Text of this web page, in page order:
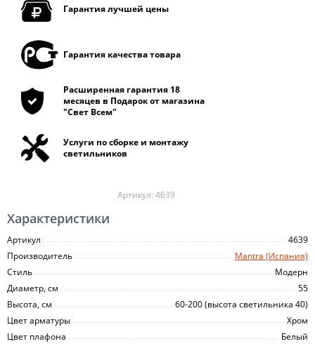
Гарантия лучшей цены
Гарантия качества товара
Расширенная гарантия 18
месяцев в Подарок от магазина
"Свет Всем"
Услуги по сборке и монтажу
светильников
Артикул: 4639
Характеристики
Артикул
4639
Производитель
Mantra (Испания)
Стиль
Модерн
Диаметр, см
55
Высота, см
60-200 (высота светильника 40)
Цвет арматуры
Хром
Цвет плафона
Белый